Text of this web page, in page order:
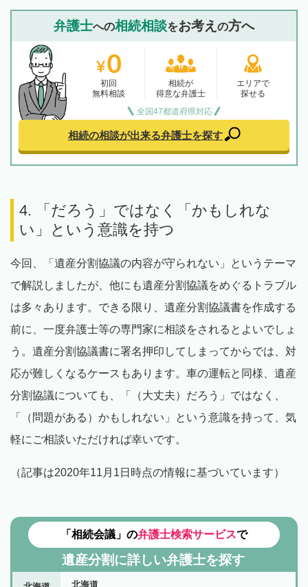
弁護士への相続相談をお考え の方へ
初回
無料相談
相続が
得意な弁護士
エリアで
探せる
全国47都道府県対応
相続の相談が出来る弁護士を探す
4. 「だろう」ではなく「かもしれな
い」という意識を持つ
今回、「遺産分割協議の内容が守られない」というテーマ
で解説しましたが、他にも遺産分割協議をめぐるトラブル
は多々あります。できる限り、遺産分割協議書を作成する
前に、一度弁護士等の専門家に相談をされるとよいでしょ
う。遺産分割協議書に署名押印してしまってからでは、対
応が難しくなるケースもあります。車の運転と同様、遺産
分割協議についても、「（大丈夫）だろう」ではなく、
「（問題がある）かもしれない」という意識を持って、気
軽にご相談いただければ幸いです。
（記事は2020年11月1日時点の情報に基づいています）
「相続会議」の弁護士検索サービスで
遺産分割に詳しい弁護士を探す
北海道